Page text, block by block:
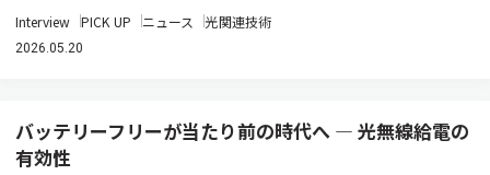
Interview PICK UP ニュース 光関連技術
2026.05.20
バッテリーフリーが当たり前の時代へ ― 光無線給電の
有効性